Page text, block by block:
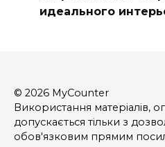
идеального
© 2026 MyCounter
Використання матеріалів,
допускається тільки з
обов'язковим прямим